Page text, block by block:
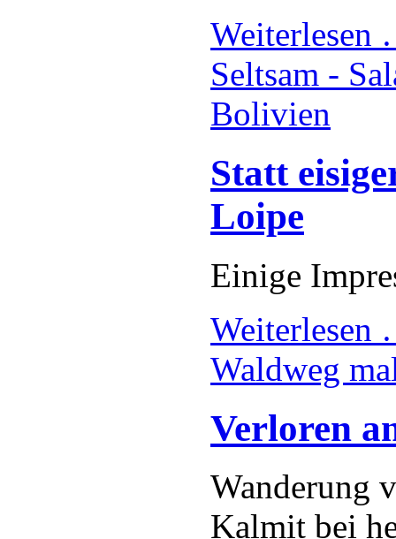
Seltsam -
Bolivien
Statt
Loipe
Einige
Waldweg
Verloren
Wanderung
Kalmit bei